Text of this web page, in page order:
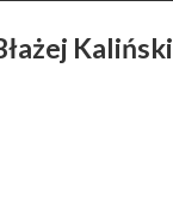
Kaliński